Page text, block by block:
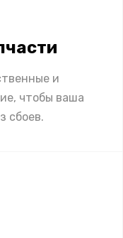
и
чтобы ваша
сбоев.